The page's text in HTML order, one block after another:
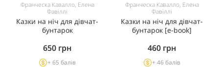
Франческа Кавалло, Елена
Фавіллі
Казки на ніч для дівчат-
бунтарок
650 грн
+ 65 балів
Франческа Кавалло, Елена
Фавіллі
Казки на ніч для дівчат-
бунтарок [e-book]
460 грн
+ 46 балів